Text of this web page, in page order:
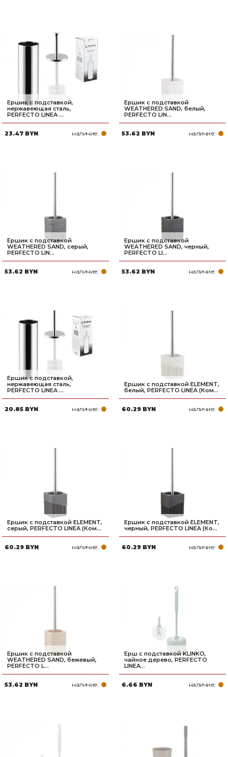
Ершик с подставкой,
нержавеющая сталь,
PERFECTO LINEA ...
23.47 BYN наличие:
Ершик с подставкой
WEATHERED SAND, белый,
PERFECTO LIN...
53.62 BYN наличие:
Ершик с подставкой
WEATHERED SAND, серый,
PERFECTO LIN...
53.62 BYN наличие:
Ершик с подставкой
WEATHERED SAND, черный,
PERFECTO LI...
53.62 BYN наличие:
Ершик с подставкой,
нержавеющая сталь,
PERFECTO LINEA ...
20.85 BYN наличие:
Ершик с подставкой ELEMENT,
белый, PERFECTO LINEA (Ком...
60.29 BYN наличие:
Ершик с подставкой ELEMENT,
серый, PERFECTO LINEA (Ком...
60.29 BYN наличие:
Ершик с подставкой ELEMENT,
черный, PERFECTO LINEA (Ко...
60.29 BYN наличие:
Ершик с подставкой
WEATHERED SAND, бежевый,
PERFECTO L...
53.62 BYN наличие:
Ерш с подставкой KLINKO,
чайное дерево, PERFECTO
LINEA...
6.66 BYN наличие: